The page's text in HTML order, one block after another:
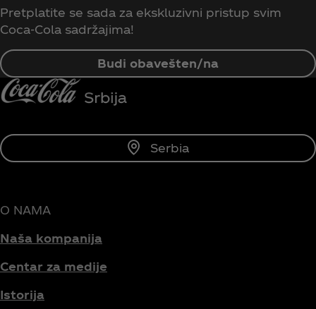
Pretplatite se sada za ekskluzivni pristup svim
Coca‑Cola sadržajima!
Budi obavešten/na
Serbia
O NAMA
Naša kompanija
Centar za medije
Istorija